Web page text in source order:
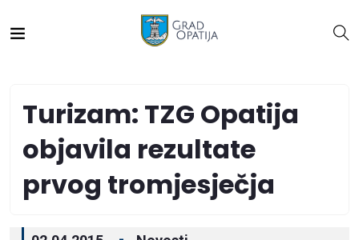
Turizam: TZG Opatija
objavila rezultate
prvog tromjesječja